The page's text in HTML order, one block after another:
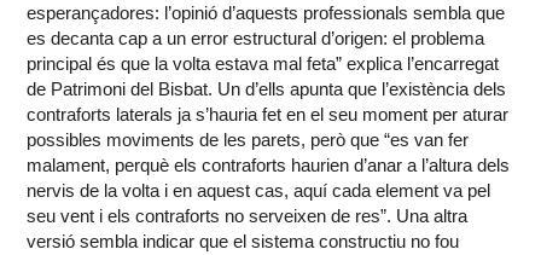
esperançadores: l’opinió d’aquests professionals sembla que
es decanta cap a un error estructural d’origen: el problema
principal és que la volta estava mal feta” explica l’encarregat
de Patrimoni del Bisbat. Un d’ells apunta que l’existència dels
contraforts laterals ja s’hauria fet en el seu moment per aturar
possibles moviments de les parets, però que “es van fer
malament, perquè els contraforts haurien d’anar a l’altura dels
nervis de la volta i en aquest cas, aquí cada element va pel
seu vent i els contraforts no serveixen de res”. Una altra
versió sembla indicar que el sistema constructiu no fou